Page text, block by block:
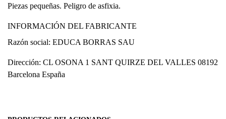
Piezas pequeñas. Peligro de asfixia.
INFORMACIÓN DEL FABRICANTE
Razón social: EDUCA BORRAS SAU
Dirección: CL OSONA 1 SANT QUIRZE DEL VALLES 08192
Barcelona España